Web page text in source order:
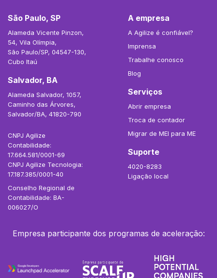
São Paulo, SP
Alameda Vicente Pinzon,
54, Vila Olímpia,
São Paulo/SP, 04547-130,
Cubo Itaú
Salvador, BA
Alameda Salvador, 1057,
Caminho das Árvores,
Salvador/BA, 41820-790
CNPJ Agilize
Contabilidade:
17.664.581/0001-69
CNPJ Agilize Tecnologia:
17.187.385/0001-40
Conselho Regional de
Contabilidade: BA-
006027/O
A empresa
A Agilize é confiável?
Imprensa
Trabalhe conosco
Blog
Serviços
Abrir empresa
Troca de contador
Migrar de MEI para ME
Suporte
4020-8283
Ligação local
Empresa participante dos programas de aceleração: